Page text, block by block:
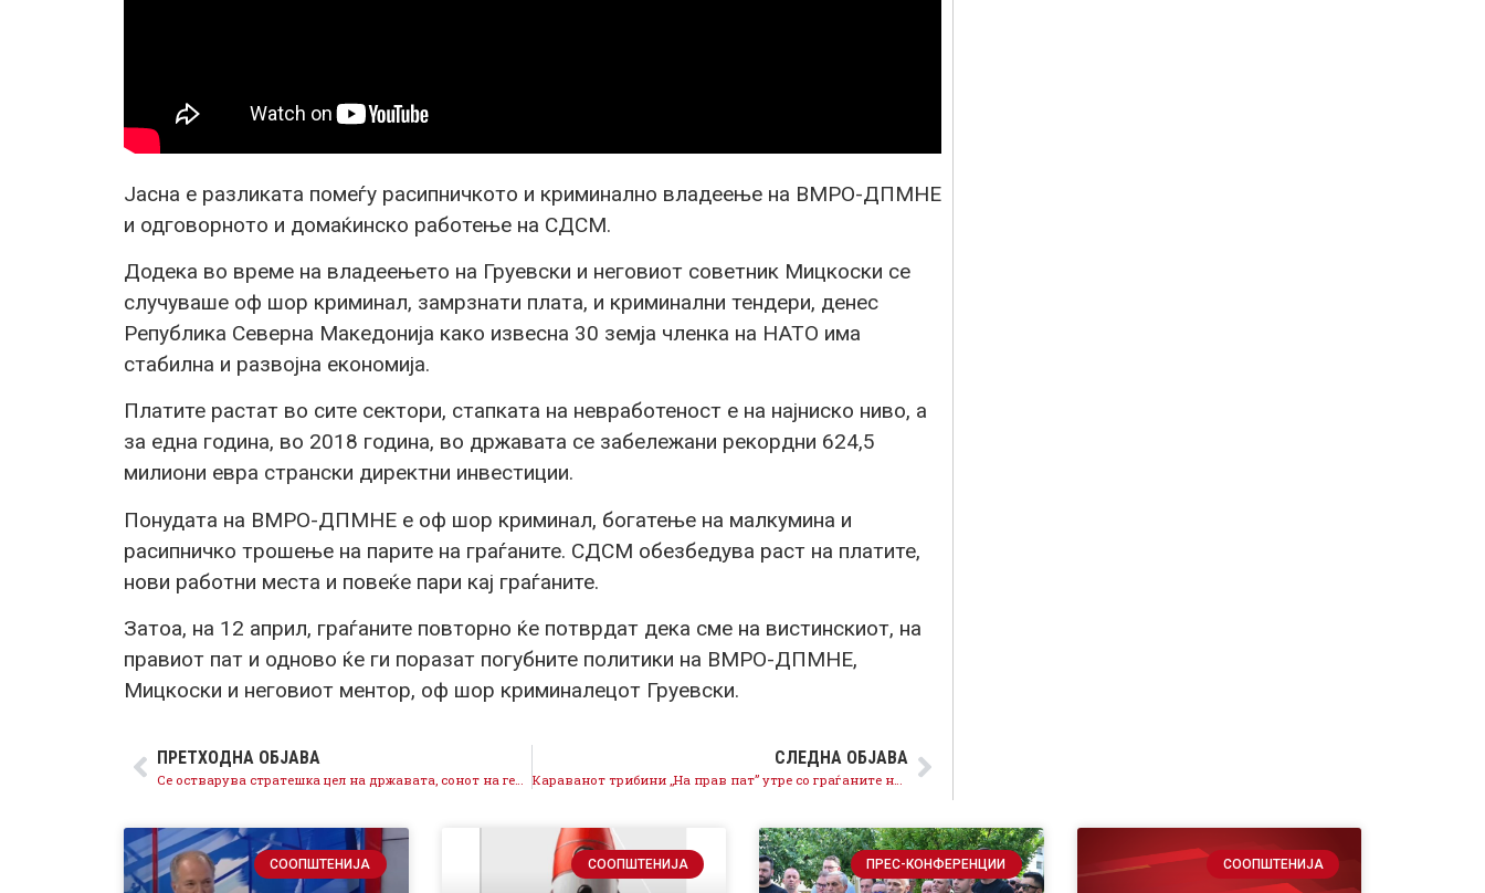
Јасна е разликата помеѓу расипничкото и криминално владеење на ВМРО-ДПМНЕ
и одговорното и домаќинско работење на СДСМ.
Додека во време на владеењето на Груевски и неговиот советник Мицкоски се
случуваше оф шор криминал, замрзнати плата, и криминални тендери, денес
Република Северна Македонија како извесна 30 земја членка на НАТО има
стабилна и развојна економија.
Платите растат во сите сектори, стапката на невработеност е на најниско ниво, а
за една година, во 2018 година, во државата се забележани рекордни 624,5
милиони евра странски директни инвестиции.
Понудата на ВМРО-ДПМНЕ е оф шор криминал, богатење на малкумина и
расипничко трошење на парите на граѓаните. СДСМ обезбедува раст на платите,
нови работни места и повеќе пари кај граѓаните.
Затоа, на 12 април, граѓаните повторно ќе потврдат дека сме на вистинскиот, на
правиот пат и одново ќе ги поразат погубните политики на ВМРО-ДПМНЕ,
Мицкоски и неговиот ментор, оф шор криминалецот Груевски.
ПРЕТХОДНА ОБЈАВА СЛЕДНА ОБЈАВА
СООПШТЕНИЈА СООПШТЕНИЈА ПРЕС-КОНФЕРЕНЦИИ СООПШТЕНИЈА